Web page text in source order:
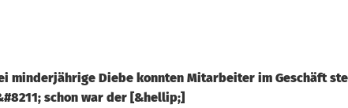
minderjährige Diebe konnten Mitarbeiter im Geschäft
schon war der [&hellip;]